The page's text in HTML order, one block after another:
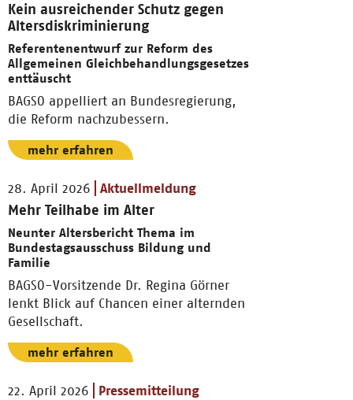
Kein ausreichender Schutz gegen
Altersdiskriminierung
Referentenentwurf zur Reform des
Allgemeinen Gleichbehandlungsgesetzes
enttäuscht
BAGSO appelliert an Bundesregierung,
die Reform nachzubessern.
mehr erfahren
28. April 2026 Aktuellmeldung
Mehr Teilhabe im Alter
Neunter Altersbericht Thema im
Bundestagsausschuss Bildung und
Familie
BAGSO-Vorsitzende Dr. Regina Görner
lenkt Blick auf Chancen einer alternden
Gesellschaft.
mehr erfahren
22. April 2026 Pressemitteilung